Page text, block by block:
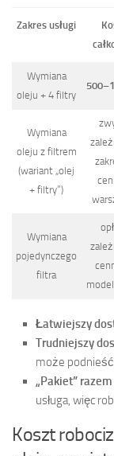
Zakres usługi
Wymiana
oleju + 4 filtry
Wymiana
oleju z filtrem
(wariant „olej
+ filtry”)
Wymiana
pojedynczego
filtra
Łatwiejszy
Trudniejszy
może
„Pakiet”
usługa, więc
Koszt